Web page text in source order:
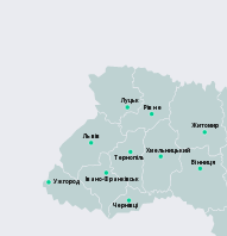
Луцьк
Житомир
Тернопіль
Рівне
Львів
Ужгород
Чернівці
Вінниця
Хмельницький
Івано-Франківськ